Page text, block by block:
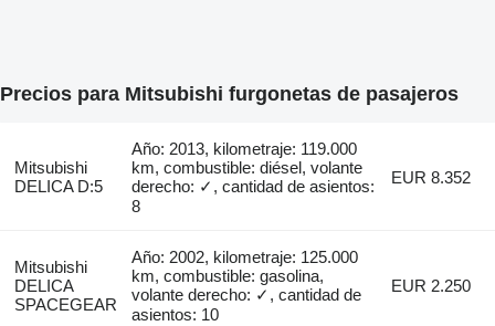
Precios para Mitsubishi furgonetas de pasajeros
Mitsubishi
DELICA D:5
Año: 2013, kilometraje: 119.000
km, combustible: diésel, volante
derecho: ✓, cantidad de asientos:
8
EUR 8.352
Mitsubishi
DELICA
SPACEGEAR
Año: 2002, kilometraje: 125.000
km, combustible: gasolina,
volante derecho: ✓, cantidad de
asientos: 10
EUR 2.250